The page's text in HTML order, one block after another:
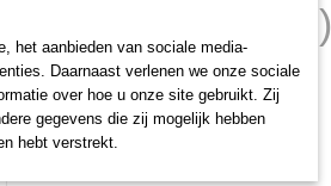
20 (96501820)
het aanbieden van sociale media-
Daarnaast verlenen we onze sociale
over hoe u onze site gebruikt. Zij
gegevens die zij mogelijk hebben
hebt verstrekt.